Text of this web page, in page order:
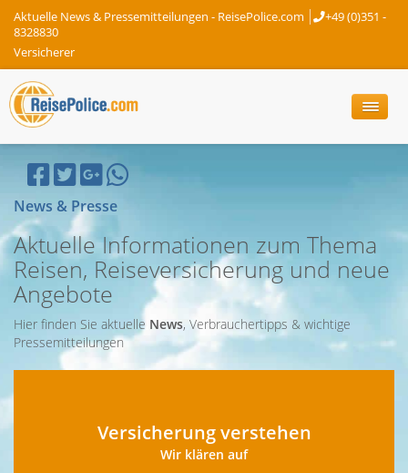
Aktuelle News & Pressemitteilungen - ReisePolice.com
+49 (0)351 -
8328830
Versicherer
News & Presse
Aktuelle Informationen zum Thema
Reisen, Reiseversicherung und neue
Angebote
Hier finden Sie aktuelle News, Verbrauchertipps & wichtige
Pressemitteilungen
Versicherung verstehen
Wir klären auf